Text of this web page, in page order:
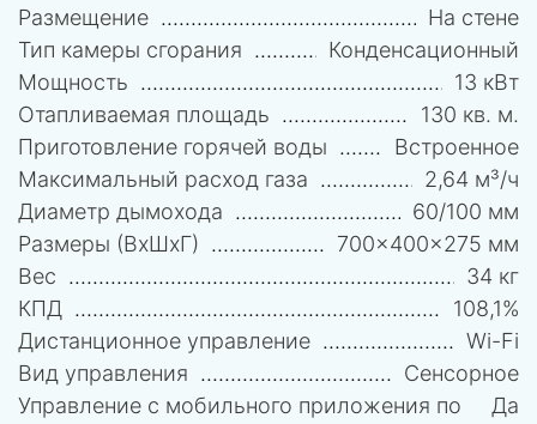
Размещение
На стене
Тип камеры сгорания
Конденсационный
Мощность
13 кВт
Отапливаемая площадь
130 кв. м.
Приготовление горячей воды
Встроенное
Максимальный расход газа
2,64 м³/ч
Диаметр дымохода
60/100 мм
Размеры (ВхШхГ)
700x400x275 мм
Вес
34 кг
КПД
108,1%
Дистанционное управление
Wi-Fi
Вид управления
Сенсорное
Управление c мобильного приложения по
Да